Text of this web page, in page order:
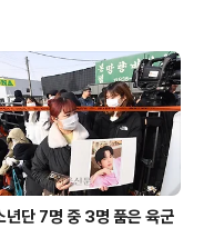
선
없
계 입
재정3
”는
년단 7명 중 3명 품은 육군